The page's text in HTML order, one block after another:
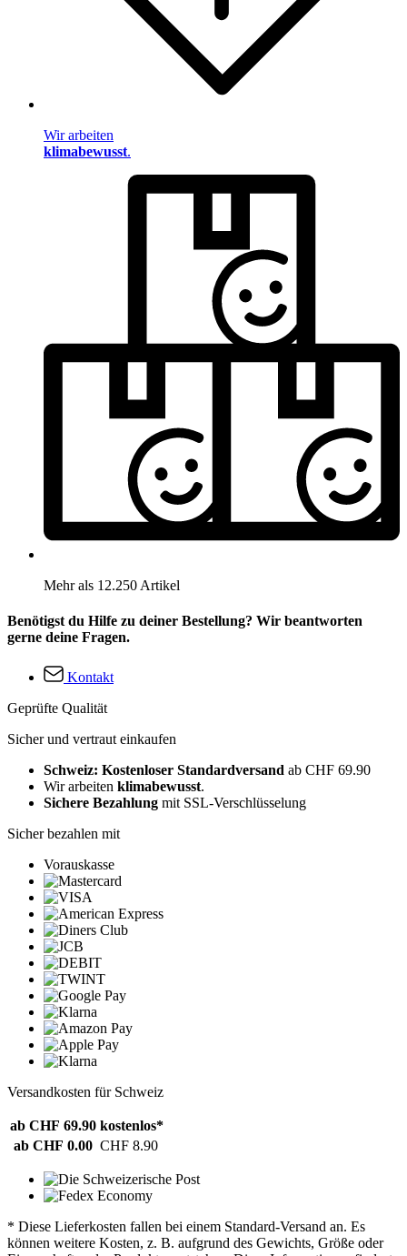
Wir arbeiten
klimabewusst.
Mehr als 12.250 Artikel
Benötigst du Hilfe zu deiner Bestellung? Wir beantworten
gerne deine Fragen.
Kontakt
Geprüfte Qualität
Sicher und vertraut einkaufen
Schweiz: Kostenloser Standardversand ab CHF 69.90
Wir arbeiten klimabewusst.
Sichere Bezahlung mit SSL-Verschlüsselung
Sicher bezahlen mit
Vorauskasse
Versandkosten für Schweiz
ab CHF 69.90 kostenlos*
ab CHF 0.00 CHF 8.90
* Diese Lieferkosten fallen bei einem Standard-Versand an. Es
können weitere Kosten, z. B. aufgrund des Gewichts, Größe oder